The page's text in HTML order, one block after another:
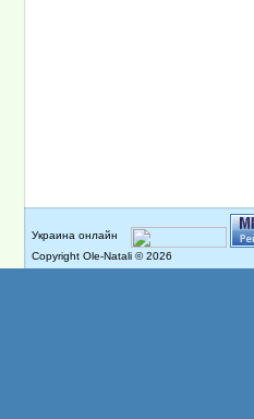
Copyright Ole-Natali © 2026